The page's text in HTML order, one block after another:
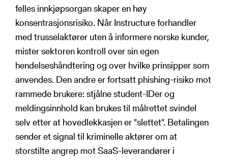
felles innkjøpsorgan skaper en høy
konsentrasjonsrisiko. Når Instructure forhandler
med trusselaktører uten å informere norske kunder,
mister sektoren kontroll over sin egen
hendelseshåndtering og over hvilke prinsipper som
anvendes. Den andre er fortsatt phishing-risiko mot
rammede brukere: stjålne student-IDer og
meldingsinnhold kan brukes til målrettet svindel
selv etter at hovedlekkasjen er "slettet". Betalingen
sender et signal til kriminelle aktører om at
storstilte angrep mot SaaS-leverandører i